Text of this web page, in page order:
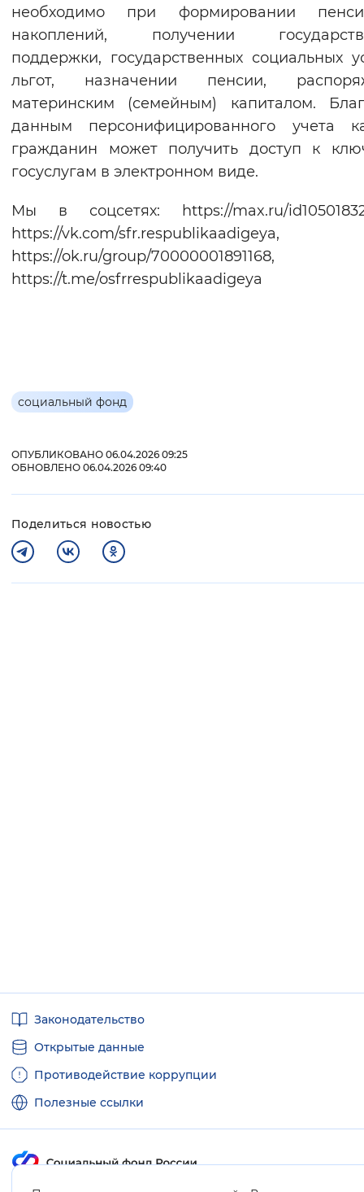
необходимо при формировании
накоплений, получении
поддержки, государственных социальных
льгот, назначении пенсии,
материнским (семейным) капиталом.
данным персонифицированного учета
гражданин может получить доступ к
госуслугам в электронном виде.
Мы в соцсетях: https://max.ru/
https://vk.com/sfr.respublikaadigeya,
https://ok.ru/group/70000001891168,
https://t.me/osfrrespublikaadigeya
ОПУБЛИКОВАНО 06.04.2026 09:25
ОБНОВЛЕНО 06.04.2026 09:40
Поделиться новостью
социальный фонд
ссылкиЗаконодательство
Открытые данные
Противодействие коррупции
Полезные ссылки